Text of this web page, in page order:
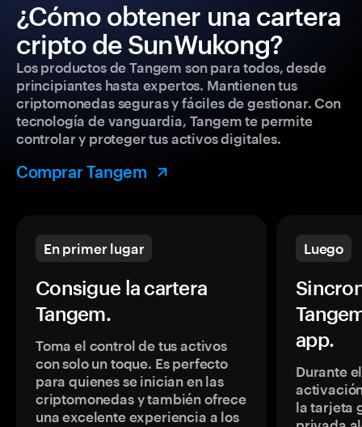
¿Cómo obtener una cartera
cripto de SunWukong?
Los productos de Tangem son para todos, desde
principiantes hasta expertos. Mantienen tus
criptomonedas seguras y fáciles de gestionar. Con
tecnología de vanguardia, Tangem te permite
controlar y proteger tus activos digitales.
Comprar Tangem
En primer lugar
Consigue la cartera
Tangem.
Toma el control de tus activos
con solo un toque. Es perfecto
para quienes se inician en las
criptomonedas y también ofrece
una excelente experiencia a los
Luego
app.
Durante
la tarjeta